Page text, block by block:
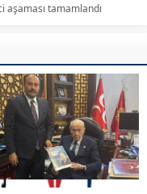
aşaması tamamlandı